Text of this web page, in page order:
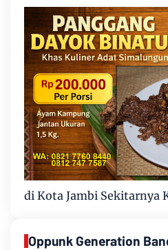
di Kota Jambi Sekitarnya
Oppunk Generation